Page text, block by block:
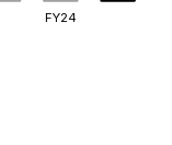
FY24